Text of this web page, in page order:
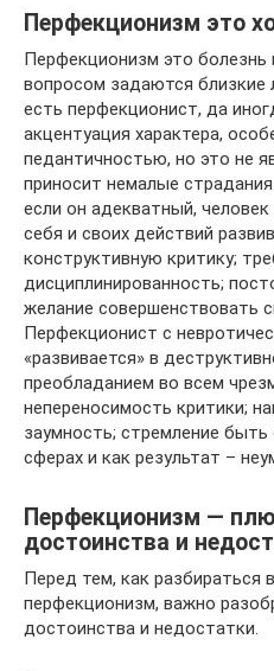
Перфекционизм это
Перфекционизм это болезнь
вопросом задаются
есть перфекционист, да
акцентуация характера,
педантичностью, но это не
приносит немалые
если он адекватный,
себя и своих действий
конструктивную критику;
дисциплинированность;
желание совершенствовать
Перфекционист с
«развивается» в
преобладанием во всем
непереносимость критики;
заумность; стремление
сферах и как результат –
Перфекционизм —
достоинства и
Перед тем, как разбираться
перфекционизм, важно
достоинства и недостатки.